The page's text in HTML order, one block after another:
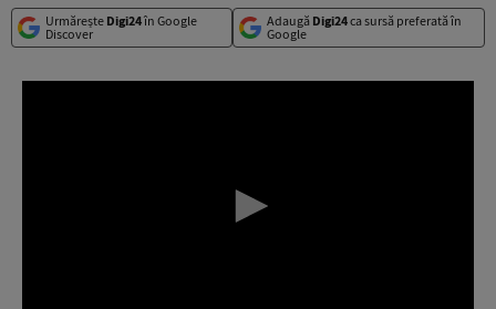
Urmărește Digi24în Google
Discover
Adaugă Digi24ca sursă preferată în
Google